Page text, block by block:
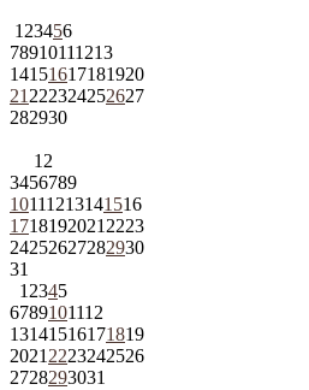
1 23456
78910111213
14151617181920
21 222324252627
282930
1 2
3456789
10111213141516
1718192021 2223
24252627282930
31
1 2345
6789101112
13141516171819
2021 2223242526
2728293031